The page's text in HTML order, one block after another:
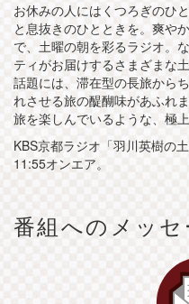
お休みの人にはくつろぎのひ
と息抜きのひとときを。爽や
で、土曜の朝を彩るラジオ。
ティがお届けするさまざまな
話題には、滞在型の長旅から
れさせる旅の醍醐味があふれ
旅を楽しんでいるような、極
KBS京都ラジオ「羽川英樹の
11:55オンエア。
番組へのメッ